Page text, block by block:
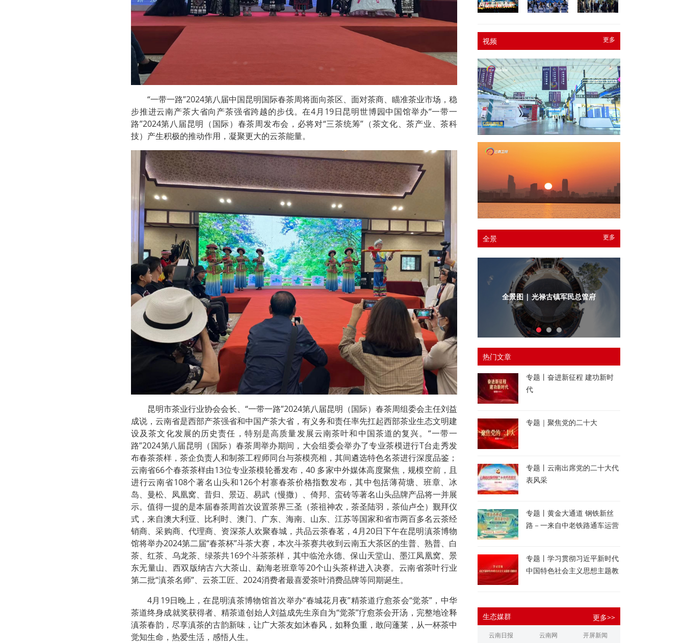
“一带一路”2024第八届中国昆明国际春茶周将面向茶区、面对茶商、瞄准茶业市场，稳
步推进云南产茶大省向产茶强省跨越的步伐。在4月19日昆明世博园中国馆举办“一带一
路”2024第八届昆明（国际）春茶周发布会，必将对“三茶统筹”（茶文化、茶产业、茶科
技）产生积极的推动作用，凝聚更大的云茶能量。
昆明市茶业行业协会会长、“一带一路”2024第八届昆明（国际）春茶周组委会主任刘益
成说，云南省是西部产茶强省和中国产茶大省，有义务和责任率先扛起西部茶业生态文明建
设及茶文化发展的历史责任，特别是高质量发展云南茶叶和中国茶道的复兴。“一带一
路”2024第八届昆明（国际）春茶周举办期间，大会组委会举办了专业茶模进行T台走秀发
布春茶茶样，茶企负责人和制茶工程师同台与茶模亮相，其间遴选特色名茶进行深度品鉴；
云南省66个春茶茶样由13位专业茶模轮番发布，40 多家中外媒体高度聚焦，规模空前，且
进行云南省108个著名山头和126个村寨春茶价格指数发布，其中包括薄荷塘、班章、冰
岛、曼松、凤凰窝、昔归、景迈、易武（慢撒）、倚邦、蛮砖等著名山头品牌产品将一并展
示。值得一提的是本届春茶周首次设置茶界三圣（茶祖神农，茶圣陆羽，茶仙卢仝）觐拜仪
式，来自澳大利亚、比利时、澳门、广东、海南、山东、江苏等国家和省市两百多名云茶经
销商、采购商、代理商、资深茶人欢聚春城，共品云茶春茗，4月20日下午在昆明滇茶博物
馆将举办2024第二届“春茶杯”斗茶大赛，本次斗茶赛共收到云南五大茶区的生普、熟普、白
茶、红茶、乌龙茶、绿茶共169个斗茶茶样，其中临沧永德、保山天堂山、墨江凤凰窝、景
东无量山、西双版纳古六大茶山、勐海老班章等20个山头茶样进入决赛。云南省茶叶行业
第二批“滇茶名师”、云茶工匠、2024消费者最喜爱茶叶消费品牌等同期诞生。
4月19日晚上，在昆明滇茶博物馆首次举办“春城花月夜”精茶道疗愈茶会“觉茶”，中华
茶道终身成就奖获得者、精茶道创始人刘益成先生亲自为“觉茶”疗愈茶会开汤，完整地诠释
滇茶春韵，尽享滇茶的古韵新味，让广大茶友如沐春风，如释负重，敢问蓬莱，从一杯茶中
觉知生命，热爱生活，感悟人生。
更多
视频
更多
全景
全景图 | 光禄古镇军民总管府内庭
热门文章
专题丨奋进新征程 建功新时
代
专题｜聚焦党的二十大
专题丨云南出席党的二十大代
表风采
专题丨黄金大通道 钢铁新丝
路－一来自中老铁路通车运营
专题丨学习贯彻习近平新时代
中国特色社会主义思想主题教
生态媒群 更多>>
云南日报 云南网 开屏新闻